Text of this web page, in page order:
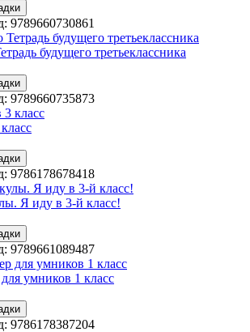
9789660730861
будущего третьеклассника
9789660735873
9786178678418
Я иду в 3-й класс!
9789661089487
умников 1 класс
9786178387204